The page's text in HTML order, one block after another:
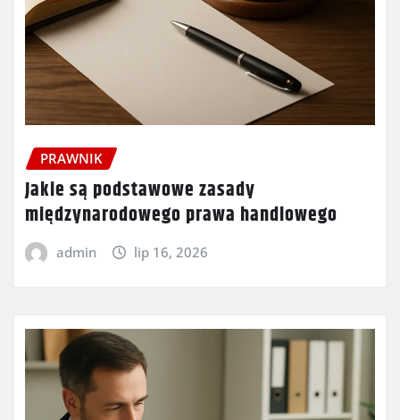
PRAWNIK
Jakie są podstawowe zasady
międzynarodowego prawa handlowego
admin lip 16, 2026